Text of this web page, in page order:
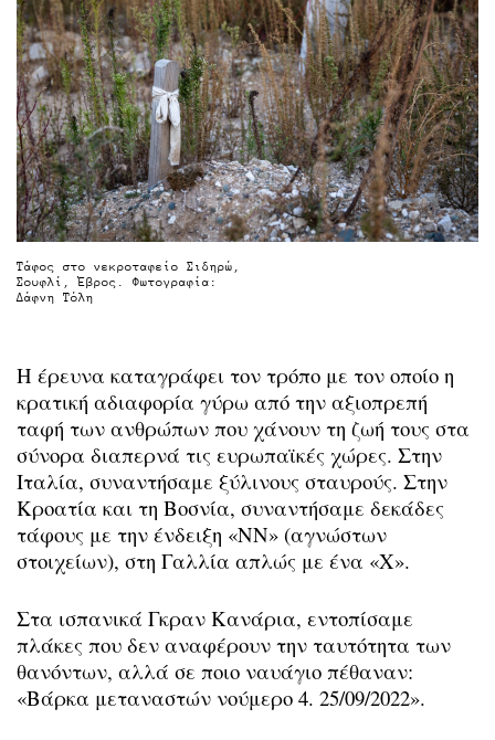
Τάφος στο νεκροταφείο Σιδηρώ,
Σουφλί, Έβρος. Φωτογραφία:
Δάφνη Τόλη
Η έρευνα καταγράφει τον τρόπο με τον οποίο η
κρατική αδιαφορία γύρω από την αξιοπρεπή
ταφή των ανθρώπων που χάνουν τη ζωή τους στα
σύνορα διαπερνά τις ευρωπαϊκές χώρες. Στην
Ιταλία, συναντήσαμε ξύλινους σταυρούς. Στην
Κροατία και τη Βοσνία, συναντήσαμε δεκάδες
τάφους με την ένδειξη «ΝΝ» (αγνώστων
στοιχείων), στη Γαλλία απλώς με ένα «Χ».
Στα ισπανικά Γκραν Κανάρια, εντοπίσαμε
πλάκες που δεν αναφέρουν την ταυτότητα των
θανόντων, αλλά σε ποιο ναυάγιο πέθαναν:
«Βάρκα μεταναστών νούμερο 4. 25/09/2022».